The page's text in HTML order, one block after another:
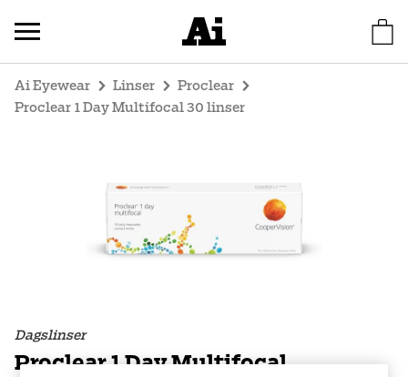
Ai Eyewear Linser
Proclear
Proclear 1 Day Multifocal 30 linser
Dagslinser
Proclear 1 Day Multifocal